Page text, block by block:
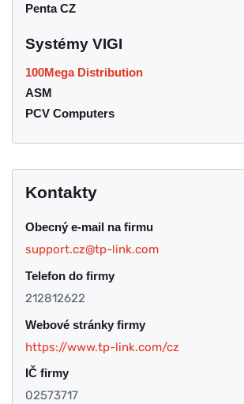
Penta CZ
Systémy VIGI
100Mega Distribution
ASM
PCV Computers
Kontakty
Obecný e-mail na firmu
support.cz@tp-link.com
Telefon do firmy
212812622
Webové stránky firmy
https://www.tp-link.com/cz
IČ firmy
02573717